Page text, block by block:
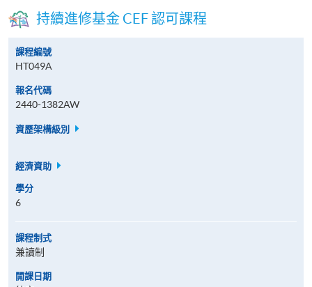
持續進修基金 CEF 認可課程
課程編號
HT049A
報名代碼
2440-1382AW
資歷架構級別
經濟資助
學分
6
課程制式
兼讀制
開課日期